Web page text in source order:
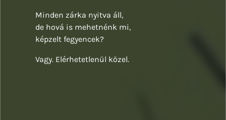
Minden zárka nyitva áll,
de hová is mehetnénk mi,
képzelt fegyencek?
Vagy. Elérhetetlenül közel.